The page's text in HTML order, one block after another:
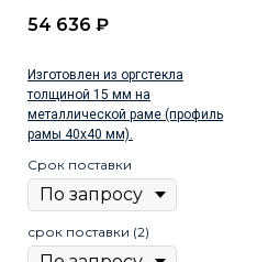
54 636 ₽
Изготовлен из оргстекла
толщиной 15 мм на
металлической раме (профиль
рамы 40х40 мм).
Срок поставки
срок поставки (2)